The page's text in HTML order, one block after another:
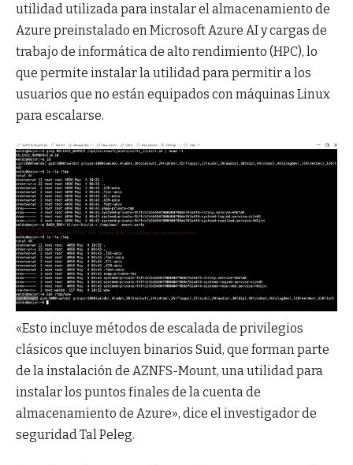
utilidad utilizada para instalar el almacenamiento de
Azure preinstalado en Microsoft Azure AI y cargas de
trabajo de informática de alto rendimiento (HPC), lo
que permite instalar la utilidad para permitir a los
usuarios que no están equipados con máquinas Linux
para escalarse.
«Esto incluye métodos de escalada de privilegios
clásicos que incluyen binarios Suid, que forman parte
de la instalación de AZNFS-Mount, una utilidad para
instalar los puntos finales de la cuenta de
almacenamiento de Azure», dice el investigador de
seguridad Tal Peleg.